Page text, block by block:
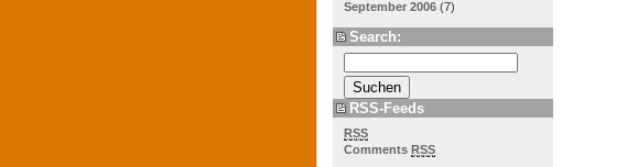
September 2006 (7)
Search:
RSS-Feeds
RSS
Comments RSS